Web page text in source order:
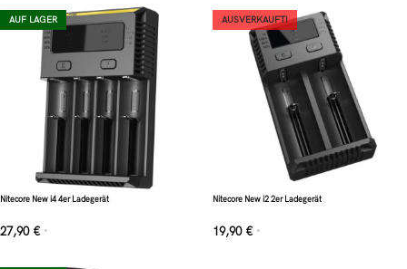
AUF LAGER
Nitecore New i4 4er Ladegerät
27,90 € *
AUSVERKAUFT!
Nitecore New i2 2er Ladegerät
19,90 € *